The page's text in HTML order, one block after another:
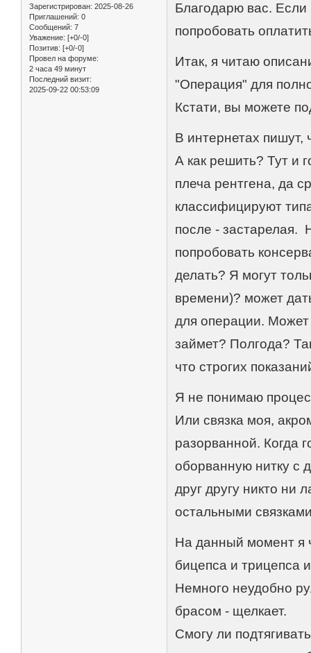
Зарегистрирован: 2025-08-26
Приглашений: 0
Сообщений: 7
Уважение: [+0/-0]
Позитив: [+0/-0]
Провел на форуме:
2 часа 49 минут
Последний визит:
2025-09-22 00:53:09
Благодарю вас. Если
попробовать
Итак, я читаю
"Операция" для
Кстати, вы можете
В интернетах
А как решить? Тут и
плеча рентгена, да
классифицируют
после - застарелая.
попробовать
делать? Я могут
времени)? может
для операции. Может
займет? Полгода?
что строгих
Я не понимаю
Или связка моя,
разорванной. Когда
оборванную нитку с
друг другу никто ни
остальными
На данный момент я
бицепса и трицепса
Немного неудобно
брасом - щелкает.
Cмогу ли